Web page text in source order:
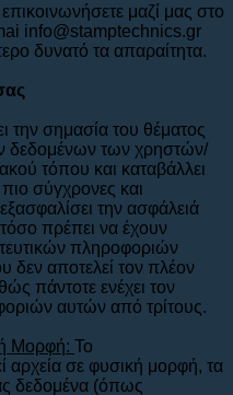
μαζί μας στο
info@stamptechnics.gr
δυνατό τα απαραίτητα.
την σημασία του θέματος
δεδομένων των χρηστών/
τόπου και καταβάλλει
σύγχρονες και
την ασφάλειά
πρέπει να έχουν
πληροφοριών
δεν αποτελεί τον πλέον
πάντοτε ενέχει τον
αυτών από τρίτους.
Μορφή: To
αρχεία σε φυσική μορφή, τα
δεδομένα (όπως